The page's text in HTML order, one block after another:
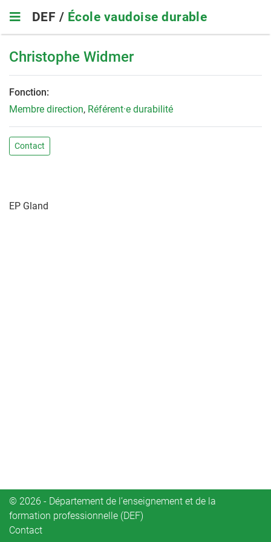
main
navigation
DEF / École vaudoise durable
Christophe Widmer
Fonction:
Membre direction, Référent·e durabilité
Contact
EP Gland
© 2026 - Département de l’enseignement et de la
formation professionnelle (DEF)
Contact